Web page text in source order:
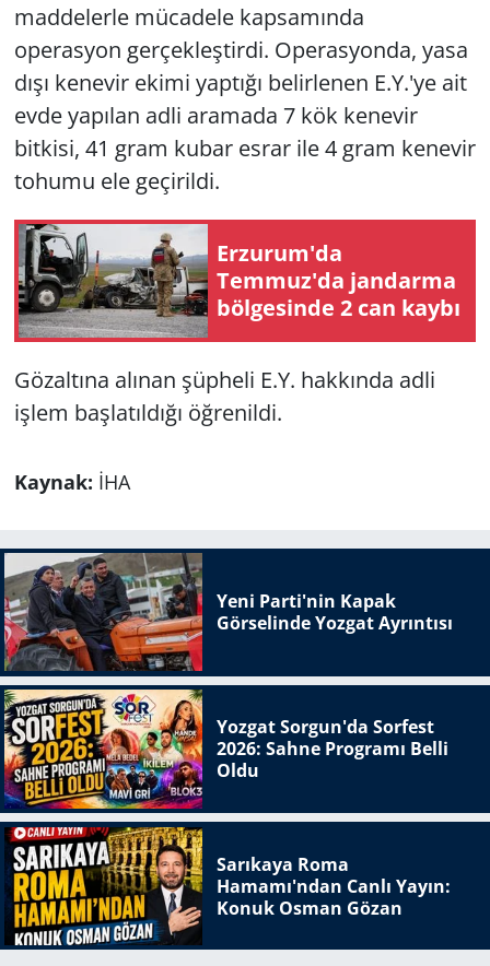
maddelerle mücadele kapsamında
operasyon gerçekleştirdi. Operasyonda, yasa
dışı kenevir ekimi yaptığı belirlenen E.Y.'ye ait
evde yapılan adli aramada 7 kök kenevir
bitkisi, 41 gram kubar esrar ile 4 gram kenevir
tohumu ele geçirildi.
Erzurum'da
Temmuz'da jandarma
bölgesinde 2 can kaybı
Gözaltına alınan şüpheli E.Y. hakkında adli
işlem başlatıldığı öğrenildi.
Kaynak: İHA
Yeni Parti'nin Kapak
Görselinde Yozgat Ayrıntısı
Yozgat Sorgun'da Sorfest
2026: Sahne Programı Belli
Oldu
Sarıkaya Roma
Hamamı'ndan Canlı Yayın:
Konuk Osman Gözan